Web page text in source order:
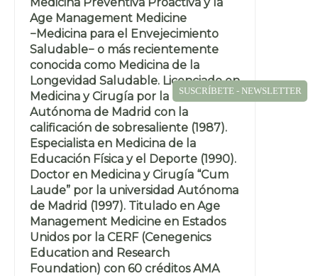
Age Management Medicine
−Medicina para el Envejecimiento
Saludable− o más recientemente
conocida como Medicina de la
Longevidad Saludable. Licenciado en
Medicina y Cirugía por la Universidad
Autónoma de Madrid con la
calificación de sobresaliente (1987).
Especialista en Medicina de la
Educación Física y el Deporte (1990).
Doctor en Medicina y Cirugía “Cum
Laude” por la universidad Autónoma
de Madrid (1997). Titulado en Age
Management Medicine en Estados
Unidos por la CERF (Cenegenics
Education and Research
Foundation) con 60 créditos AMA
SUSCRÍBETE - NEWSLETTER